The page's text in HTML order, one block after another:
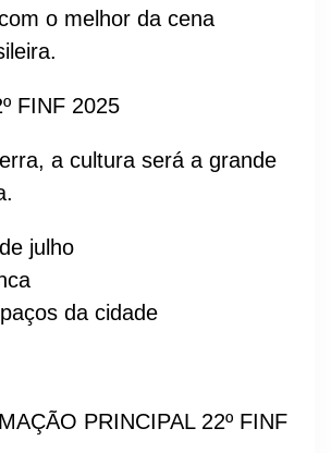
o melhor da cena
a cultura será a grande
julho
da cidade